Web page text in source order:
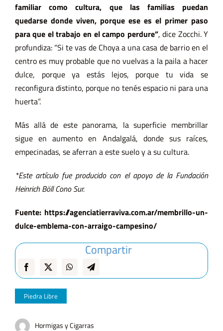
familiar como cultura, que las familias puedan
quedarse donde viven, porque ese es el primer paso
para que el trabajo en el campo perdure”, dice Zocchi. Y
profundiza: “Si te vas de Choya a una casa de barrio en el
centro es muy probable que no vuelvas a la paila a hacer
dulce, porque ya estás lejos, porque tu vida se
reconfigura distinto, porque no tenés espacio ni para una
huerta”.
Más allá de este panorama, la superficie membrillar
sigue en aumento en Andalgalá, donde sus raíces,
empecinadas, se aferran a este suelo y a su cultura.
*Este artículo fue producido con el apoyo de la Fundación
Heinrich Böll Cono Sur.
Fuente: https://agenciatierraviva.com.ar/membrillo-un-
dulce-emblema-con-arraigo-campesino/
Compartir
Piedra Libre
Hormigas y Cigarras